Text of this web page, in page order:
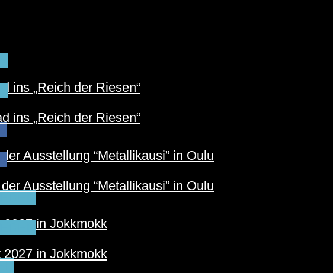
ins „Reich der Riesen“
Ausstellung “Metallikausi” in Oulu
in Jokkmokk
ins „Reich der Riesen“
Ausstellung “Metallikausi” in Oulu
in Jokkmokk